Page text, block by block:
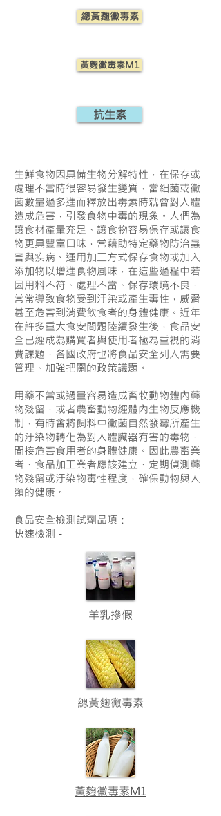
總黃麴黴毒素
黃麴黴毒素M1
抗生素
生鮮食物因具備生物分解特性，在保存或
處理不當時很容易發生變質，當細菌或黴
菌數量過多進而釋放出毒素時就會對人體
造成危害，引發食物中毒的現象。人們為
讓食材產量充足、讓食物容易保存或讓食
物更具豐富口味，常藉助特定藥物防治蟲
害與疾病、運用加工方式保存食物或加入
添加物以增進食物風味，在這些過程中若
因用料不符、處理不當、保存環境不良，
常常導致食物受到汙染或產生毒性，威脅
甚至危害到消費飲食者的身體健康。近年
在許多重大食安問題陸續發生後，食品安
全已經成為購買者與使用者極為重視的消
費課題，各國政府也將食品安全列入需要
管理、加強把關的政策議題。
用藥不當或過量容易造成畜牧動物體內藥
物殘留，或者農畜動物經體內生物反應機
制，有時會將飼料中黴菌自然發霉所產生
的汙染物轉化為對人體臟器有害的毒物，
間接危害食用者的身體健康。因此農畜業
者、食品加工業者應該建立、定期偵測藥
物殘留或汙染物毒性程度，確保動物與人
類的健康。
食品安全檢測試劑品項：
快速檢測 -
羊乳摻假
總黃麴黴毒素
黃麴黴毒素M1